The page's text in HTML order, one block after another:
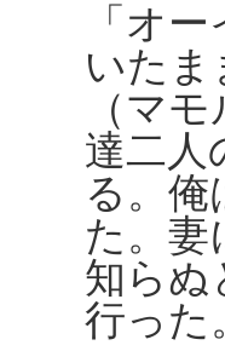
「オ
いたま
（マ
達二人
る。俺
た。妻
知らぬ
行った